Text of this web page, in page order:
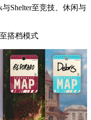
Shelter至竞技、休闲与
搭档模式